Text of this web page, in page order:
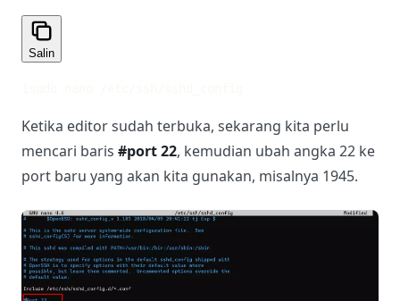
Salin
Ketika editor sudah terbuka, sekarang kita perlu
mencari baris #port 22, kemudian ubah angka 22 ke
port baru yang akan kita gunakan, misalnya 1945.